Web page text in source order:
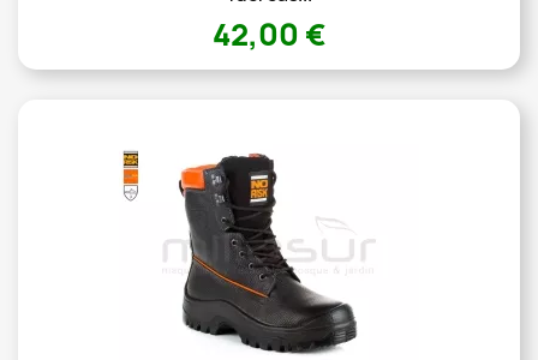
42,00 €